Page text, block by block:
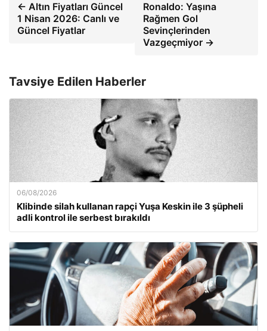
← Altın Fiyatları Güncel
1 Nisan 2026: Canlı ve
Güncel Fiyatlar
Ronaldo: Yaşına
Rağmen Gol
Sevinçlerinden
Vazgeçmiyor →
Tavsiye Edilen Haberler
06/08/2026
Klibinde silah kullanan rapçi Yuşa Keskin ile 3 şüpheli
adli kontrol ile serbest bırakıldı